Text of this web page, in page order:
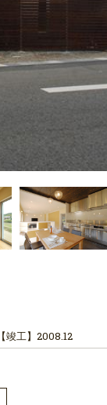
【竣工】 2008.12